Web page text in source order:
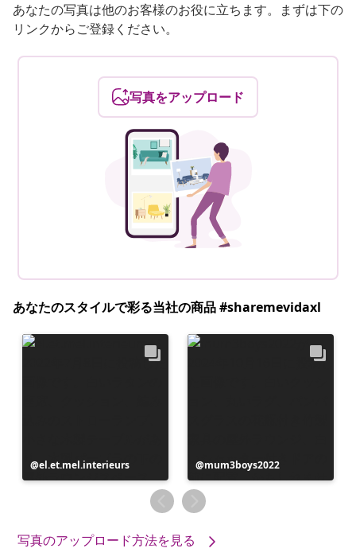
あなたの写真は他のお客様のお役に立ちます。まずは下の
リンクからご登録ください。
写真をアップロード
あなたのスタイルで彩る当社の商品 #sharemevidaxl
投
稿
el.et.mel.interieurs
投
稿
者
mum3boys2022
写真のアップロード方法を見る